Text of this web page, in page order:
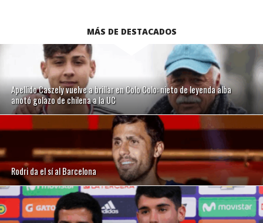
MÁS DE DESTACADOS
Apellido Caszely vuelve a brillar en Colo Colo: nieto de leyenda alba
anotó golazo de chilena a la UC
Rodri da el sí al Barcelona